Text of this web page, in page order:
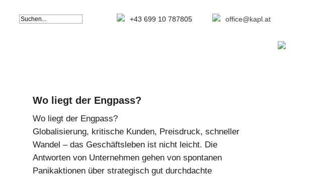
+43 699 10 787805 office@kapl.at
Wo liegt der Engpass?
Wo liegt der Engpass?
Globalisierung, kritische Kunden, Preisdruck, schneller
Wandel – das Geschäftsleben ist nicht leicht. Die
Antworten von Unternehmen gehen von spontanen
Panikaktionen über strategisch gut durchdachte